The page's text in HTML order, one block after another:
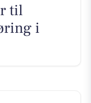
til
i